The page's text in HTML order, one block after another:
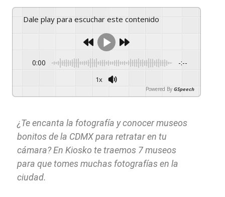
Dale play para escuchar este contenido
0:00 -:--
1x
Powered By GSpeech
¿Te encanta la fotografía y conocer museos
bonitos de la CDMX para retratar en tu
cámara? En Kiosko te traemos 7 museos
para que tomes muchas fotografías en la
ciudad.